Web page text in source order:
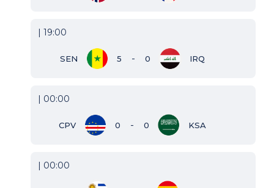
| 19:00
SEN 5 - 0 IRQ
| 00:00
CPV 0 - 0 KSA
| 00:00